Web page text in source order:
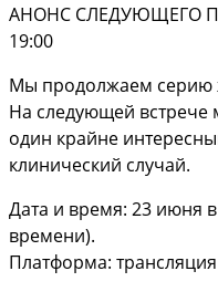
АНОНС СЛЕДУЮЩЕГО
19:00
Мы продолжаем серию
На следующей
один крайне
клинический случай.
Дата и время: 23 июня
времени).
Платформа: